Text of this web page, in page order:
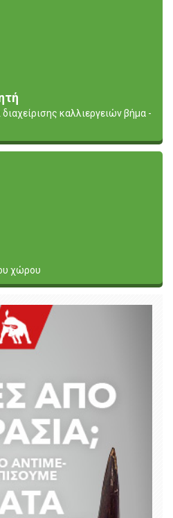
καλλιεργειών βήμα -
χώρου